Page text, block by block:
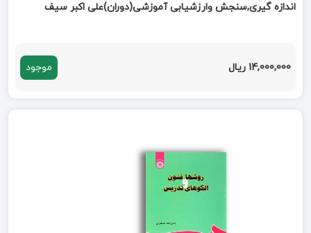
اندازه گیری,سنجش وارزشیابی آموزشی(دوران)علی اکبر سیف
14,000,000 ریال موجود